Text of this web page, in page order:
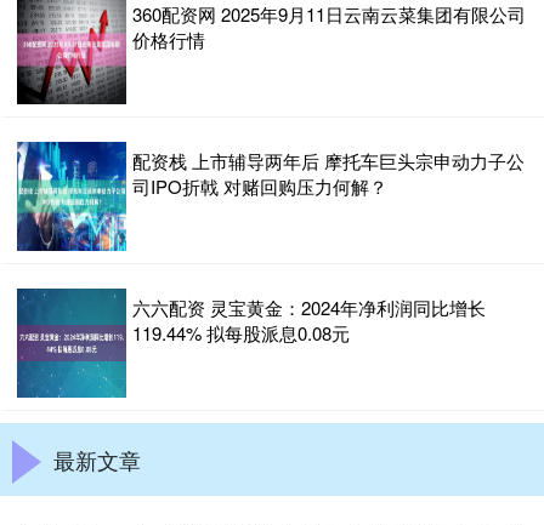
360配资网 2025年9月11日云南云菜集团有限公司
价格行情
配资栈 上市辅导两年后 摩托车巨头宗申动力子公
司IPO折戟 对赌回购压力何解？
六六配资 灵宝黄金：2024年净利润同比增长
119.44% 拟每股派息0.08元
最新文章